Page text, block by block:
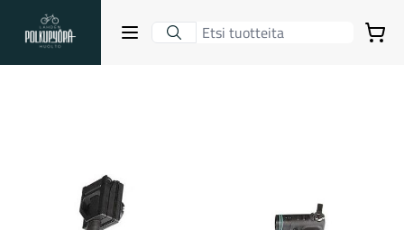
Lahden Polkupyörähuolto - etusivulle
Avaa sulje valikko
Suositut osastot
Ostoskori